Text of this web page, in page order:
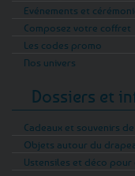
Evénements et
Composez votre coffret
Les codes promo
Nos univers
Dossiers et
Cadeaux et souvenirs
Objets autour du
Ustensiles et déco pour